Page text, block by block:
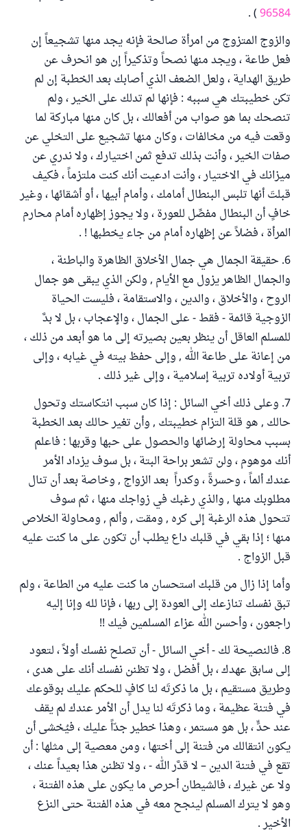
96584
) .
والزوج المتزوج من امرأة صالحة فإنه يجد منها تشجيعاً إن
فعل طاعة ، ويجد منها نصحاً وتذكيراً إن هو انحرف عن
طريق الهداية ، ولعل الضعف الذي أصابك بعد الخطبة إن لم
تكن خطيبتك هي سببه : فإنها لم تدلك على الخير ، ولم
تنصحك بما هو صواب من أفعالك ، بل كان منها مباركة لما
وقعت فيه من مخالفات ، وكان منها تشجيع على التخلي عن
صفات الخير ، وأنت بذلك تدفع ثمن اختيارك ، ولا ندري عن
ميزانك في الاختيار ، وأنت ادعيت أنك كنت ملتزماً ، فكيف
قبلتَ أنها تلبس البنطال أمامك ، وأمام أبيها ، أو أشقائها ، وغير
خافٍ أن البنطال مفصِّل للعورة ، ولا يجوز إظهاره أمام محارم
المرأة ، فضلاً عن إظهاره أمام من جاء يخطبها ! .
6. حقيقة الجمال هي جمال الأخلاق الظاهرة والباطنة ،
والجمال الظاهر يزول مع الأيام , ولكن الذي يبقى هو جمال
الروح ، والأخلاق ، والدين ، والاستقامة ، فليست الحياة
الزوجية قائمة - فقط - على الجمال ، والإعجاب ، بل لا بدَّ
للمسلم العاقل أن ينظر بعين بصيرته إلى ما هو أبعد من ذلك ،
من إعانة على طاعة الله , وإلى حفظ بيته في غيابه ، وإلى
تربية أولاده تربية إسلامية ، وإلى غير ذلك .
7. وعلى ذلك أخي السائل : إذا كان سبب انتكاستك وتحول
حالك , هو قلة التزام خطيبتك , وأن تغير حالك بعد الخطبة
بسبب محاولة إرضائها والحصول على حبها وقربها : فاعلم
أنك موهوم ، ولن تشعر براحة البتة ، بل سوف يزداد الأمر
عندك ألماً ، وحسرةً ، وكدراً بعد الزواج , وخاصة بعد أن تنال
مطلوبك منها , والذي رغبك في زواجك منها ، ثم سوف
تتحول هذه الرغبة إلى كره , ومقت , وألم , ومحاولة الخلاص
منها ؛ إذا بقي في قلبك داع يطلب أن تكون على ما كنت عليه
قبل الزواج .
وأما إذا زال من قلبك استحسان ما كنت عليه من الطاعة ، ولم
تبق نفسك تنازعك إلى العودة إلى ربها ، فإنا لله وإنا إليه
راجعون ، وأحسن الله عزاء المسلمين فيك !!
8. فالنصيحة لك - أخي السائل - أن تصلح نفسك أولاً ، لتعود
إلى سابق عهدك ، بل أفضل ، ولا تظنن نفسك أنك على هدى ،
وطريق مستقيم ، بل ما ذكرتَه لنا كافٍ للحكم عليك بوقوعك
في فتنة عظيمة ، وما ذكرتَه لنا يدل أن الأمر عندك لم يقف
عند حدٍّ ، بل هو مستمر ، وهذا خطير جدّاً عليك ، فيُخشى أن
يكون انتقالك من فتنة إلى أختها ، ومن معصية إلى مثلها : أن
تقع في فتنة الدين – لا قدَّر الله - ، ولا تظنن هذا بعيداً عنك ،
ولا عن غيرك ، فالشيطان أحرص ما يكون على هذه الفتنة ،
وهو لا يترك المسلم لينجح معه في هذه الفتنة حتى النزع
الأخير .